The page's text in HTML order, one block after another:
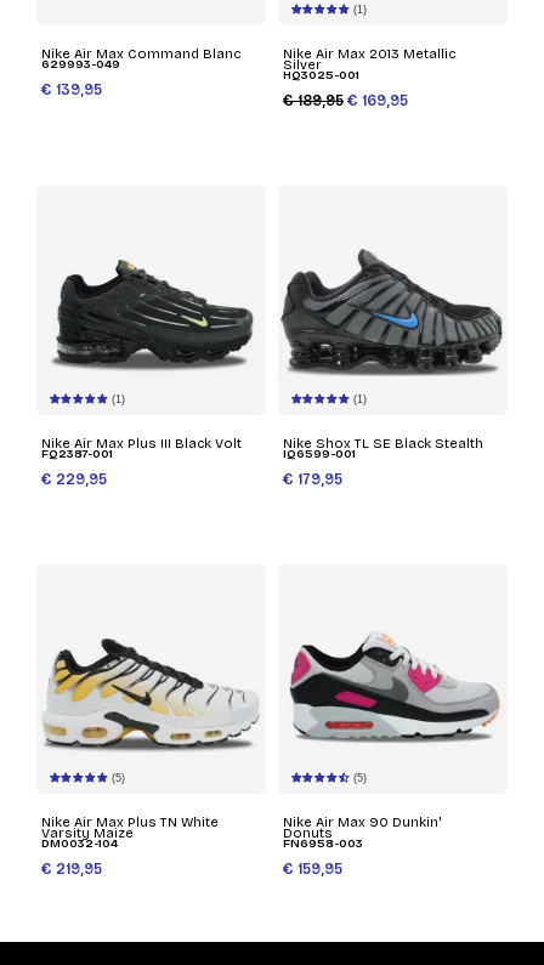
Nike Air Max Command Blanc
629993-049
€ 139,95
(1)
Nike Air Max 2013 Metallic
Silver
HQ3025-001
€ 189,95 € 169,95
(1)
Nike Air Max Plus III Black Volt
FQ2387-001
€ 229,95
(1)
Nike Shox TL SE Black Stealth
IQ6599-001
€ 179,95
(5)
Nike Air Max Plus TN White
Varsity Maize
DM0032-104
€ 219,95
(5)
Nike Air Max 90 Dunkin'
Donuts
FN6958-003
€ 159,95